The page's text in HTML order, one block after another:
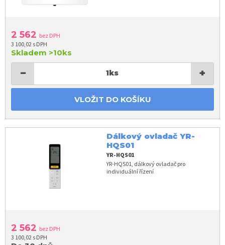
2 562 bez DPH
3 100,02 s DPH
Skladem >10ks
− 1ks +
VLOŽIT DO KOŠÍKU
Dálkový ovladač YR-
HQS01
YR-HQS01
YR-HQS01, dálkový ovladač pro
individuální řízení
2 562 bez DPH
3 100,02 s DPH